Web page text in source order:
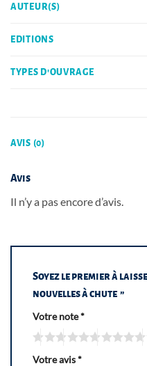
AUTEUR(S)
EDITIONS
TYPES D'OUVRAGE
AVIS (0)
Avis
Il n’y a pas encore d’avis.
Soyez le premier à
nouvelles à chute ”
Votre note*
Votre avis*